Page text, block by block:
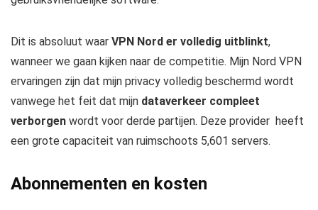
Dit is absoluut waar VPN Nord er volledig uitblinkt,
wanneer we gaan kijken naar de competitie. Mijn Nord VPN
ervaringen zijn dat mijn privacy volledig beschermd wordt
vanwege het feit dat mijn dataverkeer compleet
verborgen wordt voor derde partijen. Deze provider heeft
een grote capaciteit van ruimschoots 5,601 servers.
Abonnementen en kosten